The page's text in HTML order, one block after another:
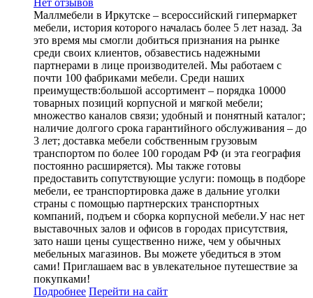
Маллмебели в Иркутске – всероссийский гипермаркет
мебели, история которого началась более 5 лет назад. За
это время мы смогли добиться признания на рынке
среди своих клиентов, обзавестись надежными
партнерами в лице производителей. Мы работаем с
почти 100 фабриками мебели. Среди наших
преимуществ:большой ассортимент – порядка 10000
товарных позиций корпусной и мягкой мебели;
множество каналов связи; удобный и понятный каталог;
наличие долгого срока гарантийного обслуживания – до
3 лет; доставка мебели собственным грузовым
транспортом по более 100 городам РФ (и эта география
постоянно расширяется). Мы также готовы
предоставить сопутствующие услуги: помощь в подборе
мебели, ее транспортировка даже в дальние уголки
страны с помощью партнерских транспортных
компаний, подъем и сборка корпусной мебели.У нас нет
выставочных залов и офисов в городах присутствия,
зато наши цены существенно ниже, чем у обычных
мебельных магазинов. Вы можете убедиться в этом
сами! Приглашаем вас в увлекательное путешествие за
покупками!
Подробнее Перейти на сайт